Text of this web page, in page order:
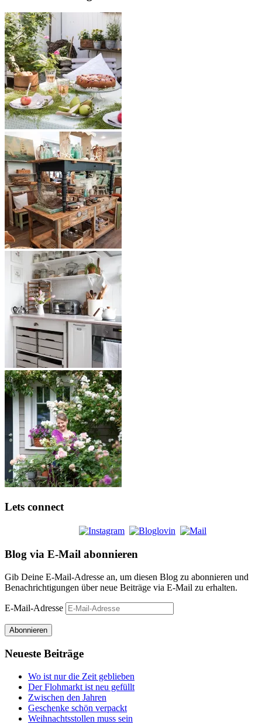
Lets connect
Blog via E-Mail abonnieren
Gib Deine E-Mail-Adresse an, um diesen Blog zu abonnieren und
Benachrichtigungen über neue Beiträge via E-Mail zu erhalten.
E-Mail-Adresse
Abonnieren
Neueste Beiträge
Wo ist nur die Zeit geblieben
Der Flohmarkt ist neu gefüllt
Zwischen den Jahren
Geschenke schön verpackt
Weihnachtsstollen muss sein